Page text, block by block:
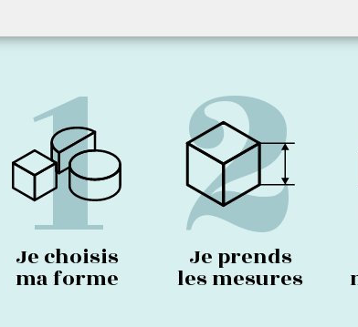
1
Je choisis
ma forme 2
Je prends
les mesures